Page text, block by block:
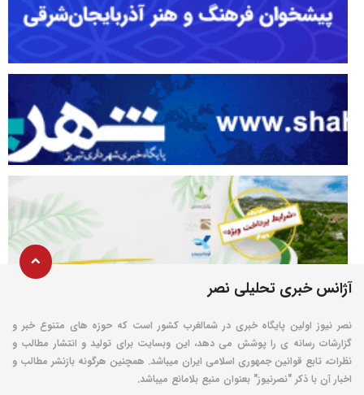
آژانس خبری تحلیلی نصر
نصر نیوز اولین پایگاه خبری در شمالغرب کشور است که حوزه های متنوع خبر و
گزارشات رسانه ی را پوشش می دهد، این وبسایت برای تولید و انتشار مطالب و
نظرات، تابع قوانین جمهوری اسلامی ایران میباشد. همچنین هرگونه بازنشر مطالب و
اخبار آن با ذکر "نصرنیوز" بعنوان منبع بلامانع میباشد.